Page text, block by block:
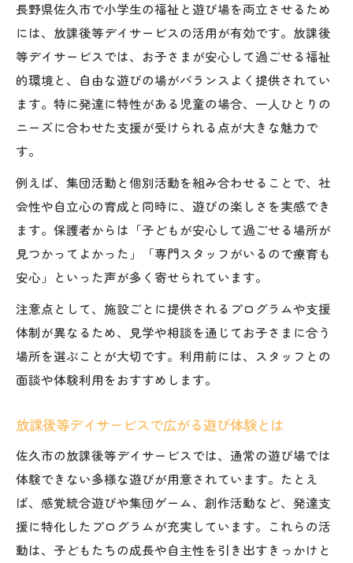
長野県佐久市で小学生の福祉と遊び場を両立させるため
には、放課後等デイサービスの活用が有効です。放課後
等デイサービスでは、お子さまが安心して過ごせる福祉
的環境と、自由な遊びの場がバランスよく提供されてい
ます。特に発達に特性がある児童の場合、一人ひとりの
ニーズに合わせた支援が受けられる点が大きな魅力で
す。
例えば、集団活動と個別活動を組み合わせることで、社
会性や自立心の育成と同時に、遊びの楽しさを実感でき
ます。保護者からは「子どもが安心して過ごせる場所が
見つかってよかった」「専門スタッフがいるので療育も
安心」といった声が多く寄せられています。
注意点として、施設ごとに提供されるプログラムや支援
体制が異なるため、見学や相談を通じてお子さまに合う
場所を選ぶことが大切です。利用前には、スタッフとの
面談や体験利用をおすすめします。
放課後等デイサービスで広がる遊び体験とは
佐久市の放課後等デイサービスでは、通常の遊び場では
体験できない多様な遊びが用意されています。たとえ
ば、感覚統合遊びや集団ゲーム、創作活動など、発達支
援に特化したプログラムが充実しています。これらの活
動は、子どもたちの成長や自主性を引き出すきっかけと